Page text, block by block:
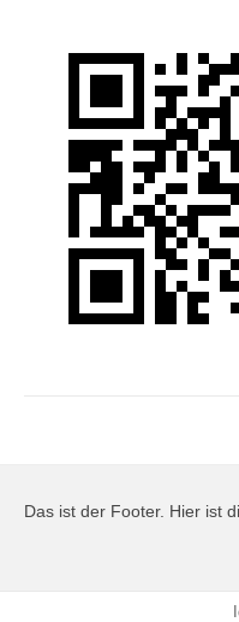
Das ist der Footer. Hier ist